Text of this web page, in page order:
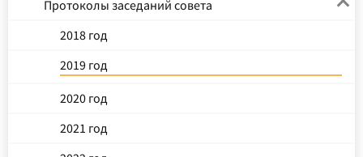
Протоколы заседаний совета
2018 год
2019 год
2020 год
2021 год